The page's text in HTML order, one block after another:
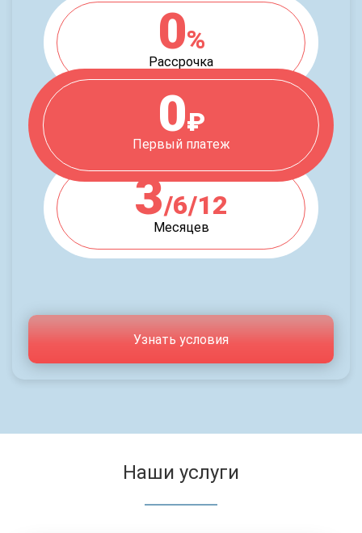
0%
Рассрочка
0₽
Первый платеж
3/6/12
Месяцев
Узнать условия
Наши услуги